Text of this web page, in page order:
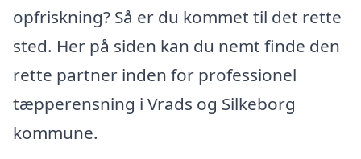
opfriskning? Så er du kommet til det rette
sted. Her på siden kan du nemt finde den
rette partner inden for professionel
tæpperensning i Vrads og Silkeborg
kommune.